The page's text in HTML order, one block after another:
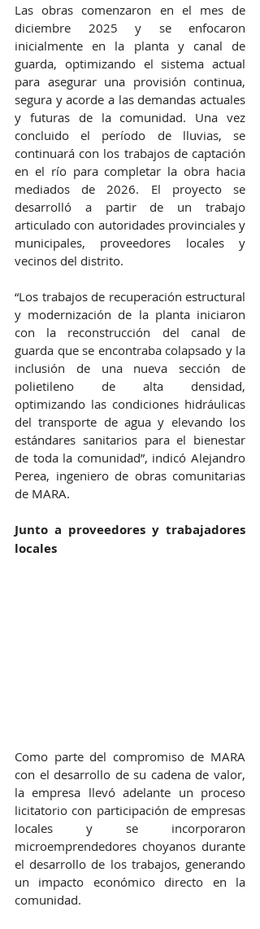
Las obras comenzaron en el mes de
diciembre 2025 y se enfocaron
inicialmente en la planta y canal de
guarda, optimizando el sistema actual
para asegurar una provisión continua,
segura y acorde a las demandas actuales
y futuras de la comunidad. Una vez
concluido el período de lluvias, se
continuará con los trabajos de captación
en el río para completar la obra hacia
mediados de 2026. El proyecto se
desarrolló a partir de un trabajo
articulado con autoridades provinciales y
municipales, proveedores locales y
vecinos del distrito.
“Los trabajos de recuperación estructural
y modernización de la planta iniciaron
con la reconstrucción del canal de
guarda que se encontraba colapsado y la
inclusión de una nueva sección de
polietileno de alta densidad,
optimizando las condiciones hidráulicas
del transporte de agua y elevando los
estándares sanitarios para el bienestar
de toda la comunidad”, indicó Alejandro
Perea, ingeniero de obras comunitarias
de MARA.
Junto a proveedores y trabajadores
locales
Como parte del compromiso de MARA
con el desarrollo de su cadena de valor,
la empresa llevó adelante un proceso
licitatorio con participación de empresas
locales y se incorporaron
microemprendedores choyanos durante
el desarrollo de los trabajos, generando
un impacto económico directo en la
comunidad.